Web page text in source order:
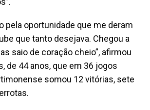
pela oportunidade que me deram
que tanto desejava. Chegou a
saio de coração cheio”, afirmou
de 44 anos, que em 36 jogos
somou 12 vitórias, sete